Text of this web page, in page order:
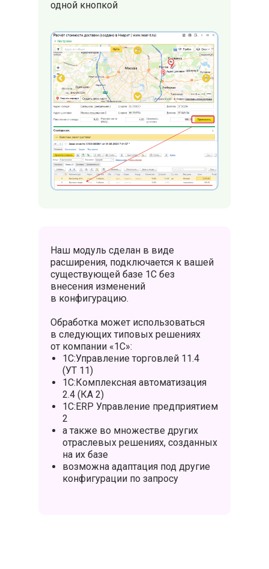
одной кнопкой
Наш модуль сделан в виде
расширения, подключается к вашей
существующей базе 1С без
внесения изменений
в конфигурацию.
Обработка может использоваться
в следующих типовых решениях
от компании «1С»:
1С:Управление торговлей 11.4
(УТ 11)
1С:Комплексная автоматизация
2.4 (КА 2)
1С:ERP Управление предприятием
2
а также во множестве других
отраслевых решениях, созданных
на их базе
возможна адаптация под другие
конфигурации по запросу